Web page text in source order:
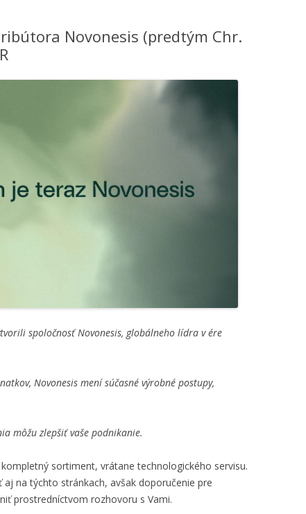
Novonesis (predtým Chr.
spoločnosť Novonesis, globálneho lídra v ére
Novonesis mení súčasné výrobné postupy,
môžu zlepšiť vaše podnikanie.
sortiment, vrátane technologického servisu.
na týchto stránkach, avšak doporučenie pre
prostredníctvom rozhovoru s Vami.